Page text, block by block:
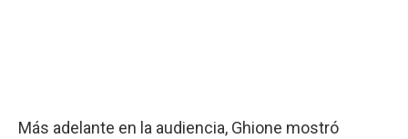
Más adelante en la audiencia, Ghione mostró